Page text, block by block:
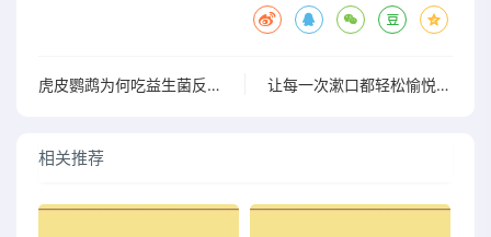
虎皮鹦鹉为何吃益生菌反而嘴臭？你想不到的原因 让每一次漱口都轻松愉悦，体验BOP益生菌便携口腔护理新乐趣”
相关推荐